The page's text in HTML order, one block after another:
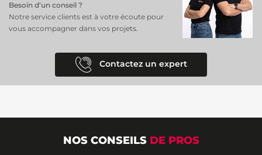
Besoin d’un conseil ?
Notre service clients est à votre écoute pour
vous accompagner dans vos projets.
Contactez un expert
NOS CONSEILS DE PROS